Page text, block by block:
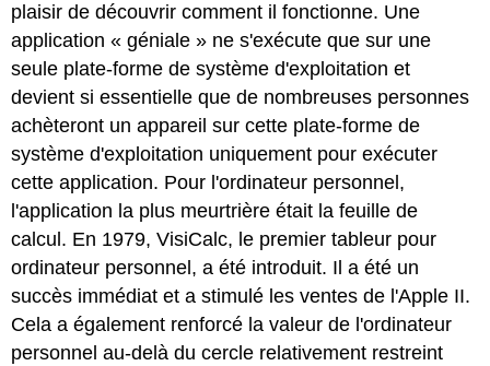
plaisir de découvrir comment il fonctionne. Une
application « géniale » ne s'exécute que sur une
seule plate-forme de système d'exploitation et
devient si essentielle que de nombreuses personnes
achèteront un appareil sur cette plate-forme de
système d'exploitation uniquement pour exécuter
cette application. Pour l'ordinateur personnel,
l'application la plus meurtrière était la feuille de
calcul. En 1979, VisiCalc, le premier tableur pour
ordinateur personnel, a été introduit. Il a été un
succès immédiat et a stimulé les ventes de l'Apple II.
Cela a également renforcé la valeur de l'ordinateur
personnel au-delà du cercle relativement restreint